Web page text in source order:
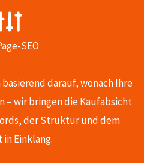
SEO
darauf, wonach Ihre
– wir bringen die Kaufabsicht
der Struktur und dem
in Einklang.